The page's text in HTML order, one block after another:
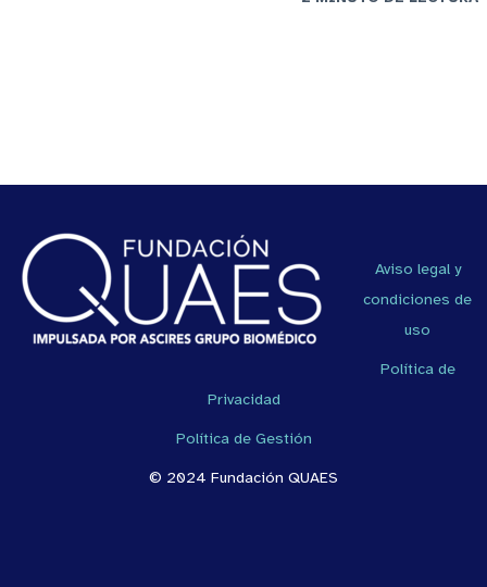
Aviso legal y
condiciones de
uso
Política de
Privacidad
Política de Gestión
© 2024 Fundación QUAES